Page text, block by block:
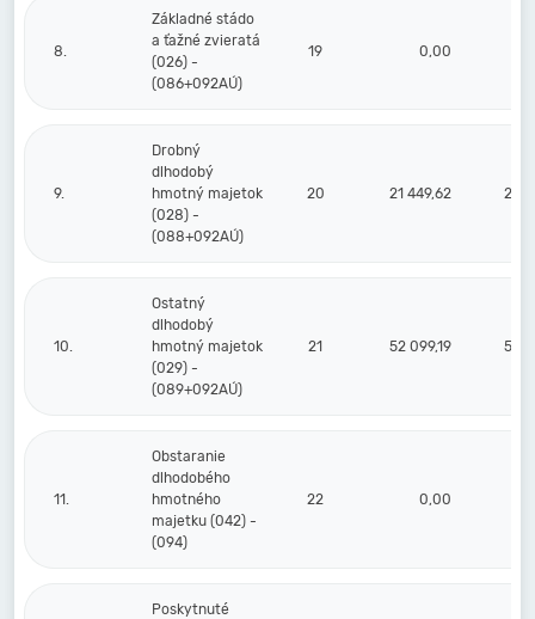
8.
Základné stádo
a ťažné zvieratá
(026) -
(086+092AÚ)
19 0,00
9.
Drobný
dlhodobý
hmotný majetok
(028) -
(088+092AÚ)
20 21 449,62 21
10.
Ostatný
dlhodobý
hmotný majetok
(029) -
(089+092AÚ)
21 52 099,19 52
11.
Obstaranie
dlhodobého
hmotného
majetku (042) -
(094)
22 0,00
Poskytnuté